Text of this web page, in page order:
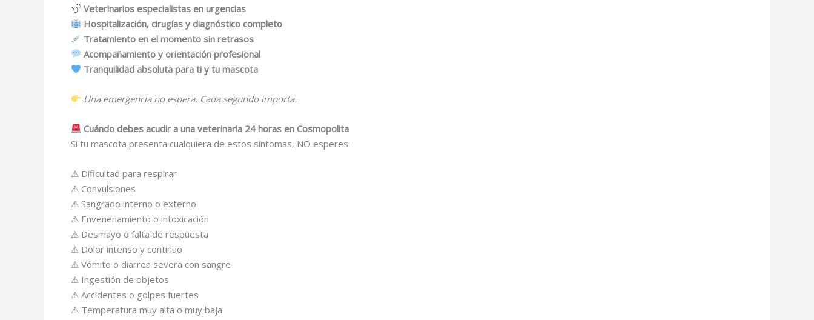
Veterinarios especialistas en urgencias
Hospitalización, cirugías y diagnóstico completo
Tratamiento en el momento sin retrasos
Acompañamiento y orientación profesional
Tranquilidad absoluta para ti y tu mascota
Una emergencia no espera. Cada segundo importa.
Cuándo debes acudir a una veterinaria 24 horas en Cosmopolita
Si tu mascota presenta cualquiera de estos síntomas, NO esperes:
⚠ Dificultad para respirar
⚠ Convulsiones
⚠ Sangrado interno o externo
⚠ Envenenamiento o intoxicación
⚠ Desmayo o falta de respuesta
⚠ Dolor intenso y continuo
⚠ Vómito o diarrea severa con sangre
⚠ Ingestión de objetos
⚠ Accidentes o golpes fuertes
⚠ Temperatura muy alta o muy baja